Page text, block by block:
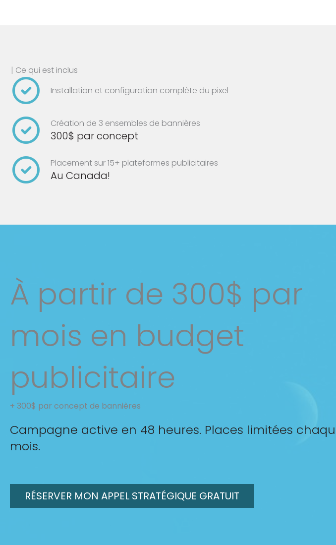
| Ce qui est inclus
Installation et configuration complète du pixel
Création de 3 ensembles de bannières
300$ par concept
Placement sur 15+ plateformes publicitaires
Au Canada!
À partir de 300$ par
mois en budget
publicitaire
+ 300$ par concept de bannières
Campagne active en 48 heures. Places limitées
mois.
RÉSERVER MON APPEL STRATÉGIQUE GRATUIT